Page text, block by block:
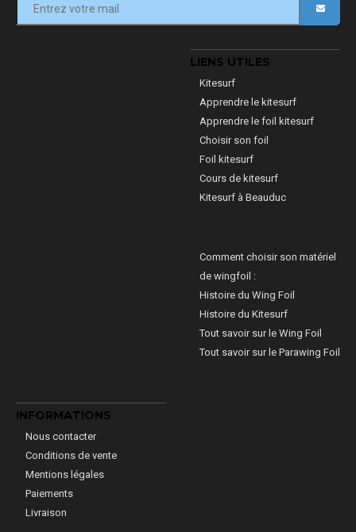
LIENS UTILES
Kitesurf
Apprendre le kitesurf
Apprendre le foil kitesurf
Choisir son foil
Foil kitesurf
Cours de kitesurf
Kitesurf à Beauduc
Comment choisir son matériel
de wingfoil :
Histoire du Wing Foil
Histoire du Kitesurf
Tout savoir sur le Wing Foil
Tout savoir sur le Parawing Foil
INFORMATIONS
Nous contacter
Conditions de vente
Mentions légales
Paiements
Livraison